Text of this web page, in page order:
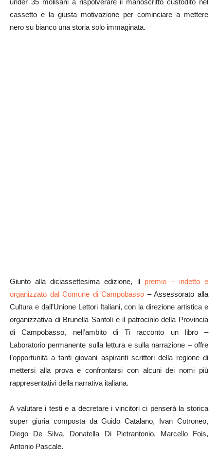
cassetto e la giusta motivazione per cominciare a mettere
nero su bianco una storia solo immaginata.
Giunto alla diciassettesima edizione, il premio – indetto e
organizzato dal Comune di Campobasso – Assessorato alla
Cultura e dall’Unione Lettori Italiani, con la direzione artistica e
organizzativa di Brunella Santoli e il patrocinio della Provincia
di Campobasso, nell’ambito di Ti racconto un libro –
Laboratorio permanente sulla lettura e sulla narrazione – offre
l’opportunità a tanti giovani aspiranti scrittori della regione di
mettersi alla prova e confrontarsi con alcuni dei nomi più
rappresentativi della narrativa italiana.
A valutare i testi e a decretare i vincitori ci penserà la storica
super giuria composta da Guido Catalano, Ivan Cotroneo,
Diego De Silva, Donatella Di Pietrantonio, Marcello Fois,
Antonio Pascale.